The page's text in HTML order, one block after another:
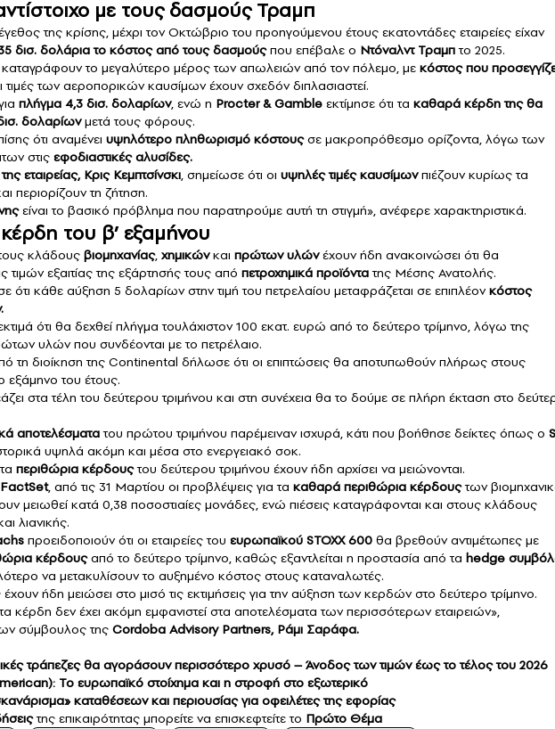
με τους δασμούς Τραμπ
της κρίσης, μέχρι τον Οκτώβριο του προηγούμενου έτους εκατοντάδες εταιρείες είχαν
δισ. δολάρια το κόστος από τους δασμούςπου επέβαλε ο Ντόναλντ Τραμπτο 2025.
το μεγαλύτερο μέρος των απωλειών από τον πόλεμο, με κόστος που
των αεροπορικών καυσίμων έχουν σχεδόν διπλασιαστεί.
πλήγμα 4,3 δισ. δολαρίων, ενώ η Procter & Gamble εκτίμησε ότι τα καθαρά κέρδη της θα
δολαρίωνμετά τους φόρους.
ότι αναμένει υψηλότερο πληθωρισμό κόστουςσε μακροπρόθεσμο ορίζοντα, λόγω των
στις εφοδιαστικές αλυσίδες.
εταιρείας, Κρις Κεμπτσίνσκι, σημείωσε ότι οι υψηλές τιμές καυσίμωνπιέζουν κυρίως τα
περιορίζουν τη ζήτηση.
είναι το βασικό πρόβλημα που παρατηρούμε αυτή τη στιγμή», ανέφερε χαρακτηριστικά.
του β’ εξαμήνου
κλάδους βιομηχανίας, χημικώνκαι πρώτων υλώνέχουν ήδη ανακοινώσει ότι θα
εξαιτίας της εξάρτησής τους από πετροχημικά προϊόντατης Μέσης Ανατολής.
ότι κάθε αύξηση 5 δολαρίων στην τιμή του πετρελαίου μεταφράζεται σε επιπλέονκόστος
ότι θα δεχθεί πλήγμα τουλάχιστον 100 εκατ. ευρώ από το δεύτερο τρίμηνο, λόγω της
υλών που συνδέονται με το πετρέλαιο.
τη διοίκηση της Continental δήλωσε ότι οι επιπτώσεις θα αποτυπωθούν πλήρως στους
εξάμηνο του έτους.
στα τέλη του δεύτερου τριμήνου και στη συνέχεια θα το δούμε σε πλήρη έκταση στο
αποτελέσματατου πρώτου τριμήνου παρέμειναν ισχυρά, κάτι που βοήθησε δείκτες όπως ο
υψηλά ακόμη και μέσα στο ενεργειακό σοκ.
περιθώρια κέρδουςτου δεύτερου τριμήνου έχουν ήδη αρχίσει να μειώνονται.
FactSet, από τις 31 Μαρτίου οι προβλέψεις για τα καθαρά περιθώρια κέρδουςτων
μειωθεί κατά 0,38 ποσοστιαίες μονάδες, ενώ πιέσεις καταγράφονται και στους κλάδους
λιανικής.
προειδοποιούν ότι οι εταιρείες του ευρωπαϊκού STOXX 600 θα βρεθούν αντιμέτωπες με
κέρδουςαπό το δεύτερο τρίμηνο, καθώς εξαντλείται η προστασία από τα hedge
να μετακυλίσουν το αυξημένο κόστος στους καταναλωτές.
έχουν ήδη μειώσει στο μισό τις εκτιμήσεις για την αύξηση των κερδών στο δεύτερο τρίμηνο.
κέρδη δεν έχει ακόμη εμφανιστεί στα αποτελέσματα των περισσότερων εταιρειών»,
σύμβουλος της Cordoba Advisory Partners, Ράμι Σαράφα.
τράπεζες θα αγοράσουν περισσότερο χρυσό – Άνοδος των τιμών έως το τέλος του 2026
Το ευρωπαϊκό στοίχημα και η στροφή στο εξωτερικό
καταθέσεων και περιουσίας για οφειλέτες της εφορίας
της επικαιρότητας μπορείτε να επισκεφτείτε το Πρώτο Θέμα